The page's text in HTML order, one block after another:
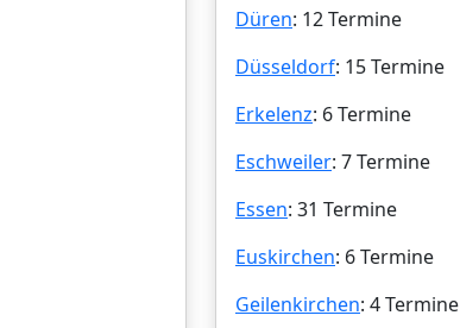
Düren: 12 Termine
Düsseldorf: 15 Termine
Erkelenz: 6 Termine
Eschweiler: 7 Termine
Essen: 31 Termine
Euskirchen: 6 Termine
Geilenkirchen: 4 Termine